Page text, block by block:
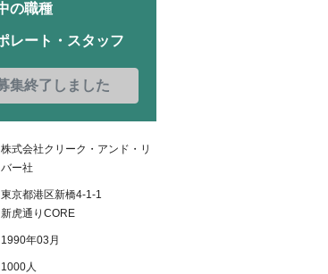
の職種
レート・スタッフ
集終了しました
株式会社クリーク・アンド・リ
バー社
東京都港区新橋4-1-1
新虎通りCORE
1990年03月
1000人